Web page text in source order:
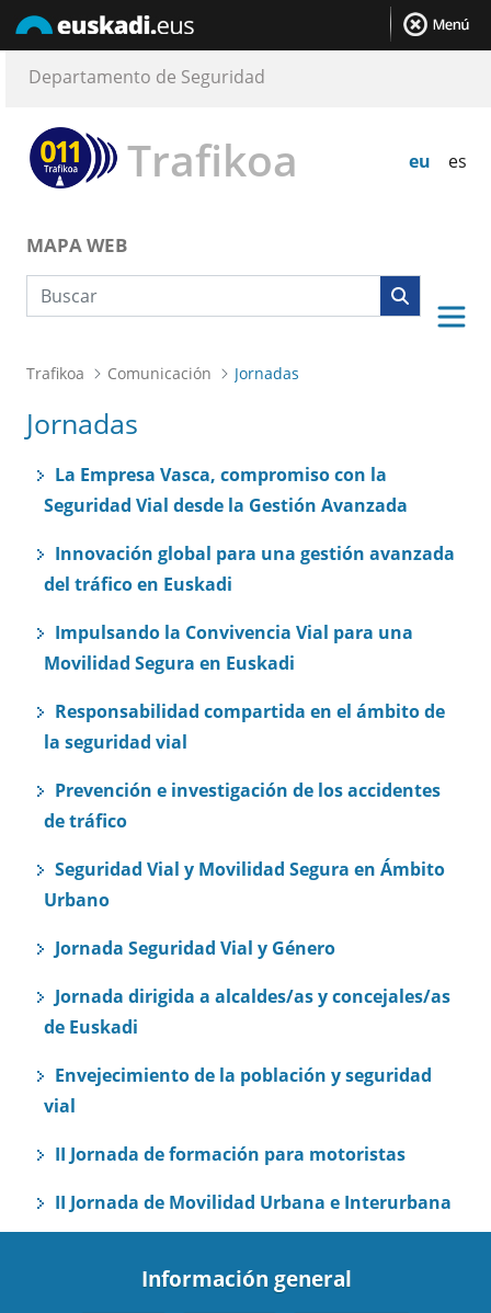
Trafikoa eu es
Departamento de Seguridad
MAPA WEB
Búsqueda web
Trafikoa Comunicación Jornadas
Jornadas
La Empresa Vasca, compromiso con la
Seguridad Vial desde la Gestión Avanzada
Innovación global para una gestión avanzada
del tráfico en Euskadi
Impulsando la Convivencia Vial para una
Movilidad Segura en Euskadi
Responsabilidad compartida en el ámbito de
la seguridad vial
Prevención e investigación de los accidentes
de tráfico
Seguridad Vial y Movilidad Segura en Ámbito
Urbano
Jornada Seguridad Vial y Género
Jornada dirigida a alcaldes/as y concejales/as
de Euskadi
Envejecimiento de la población y seguridad
vial
II Jornada de formación para motoristas
II Jornada de Movilidad Urbana e Interurbana
Información general